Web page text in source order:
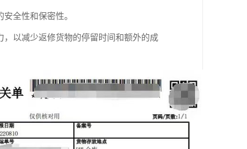
全性和保密性。
以减少返修货物的停留时间和额外的成